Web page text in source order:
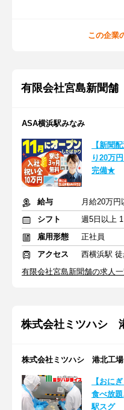
この企業
有限会社宮島新聞舗
ASA横浜駅みなみ
【新聞
り20万
完備★
給与
月給20万
シフト
週5日以上
雇用形態
正社員
アクセス
西横浜駅
有限会社宮島新聞舗の求人
株式会社ミツハシ
株式会社ミツハシ 港北工場
【おに
食べ放
駅スグ